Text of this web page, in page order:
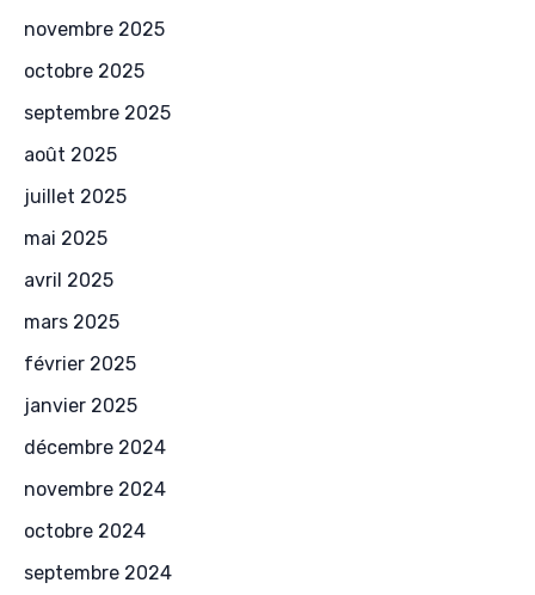
novembre 2025
octobre 2025
septembre 2025
août 2025
juillet 2025
mai 2025
avril 2025
mars 2025
février 2025
janvier 2025
décembre 2024
novembre 2024
octobre 2024
septembre 2024